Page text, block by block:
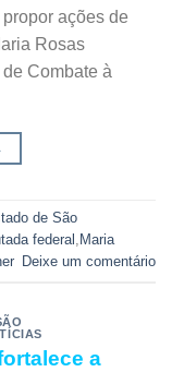
ações de
Rosas
Combate à
de São
federal , Maria
Deixe um comentário
a